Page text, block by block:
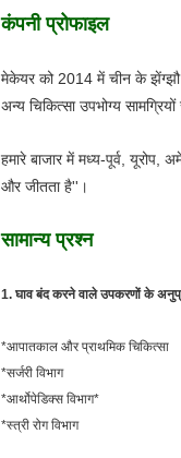
कंपनी प्रोफाइल
मेकेयर को 2014 में चीन के झेंग्झौ
अन्य चिकित्सा उपभोग्य
हमारे बाजार में मध्य-पूर्व,
और जीतता है''।
सामान्य प्रश्न
1. घाव बंद करने वाले उपकरणों के
*आपातकाल और प्राथमिक चिकित्सा
*सर्जरी विभाग
*आर्थोपेडिक्स विभाग*
*स्त्री रोग विभाग